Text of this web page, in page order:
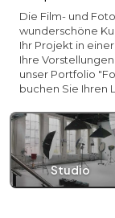
Die Film- und
wunderschöne
Ihr Projekt in
Ihre
unser Portfolio
buchen Sie Ihren
Studio